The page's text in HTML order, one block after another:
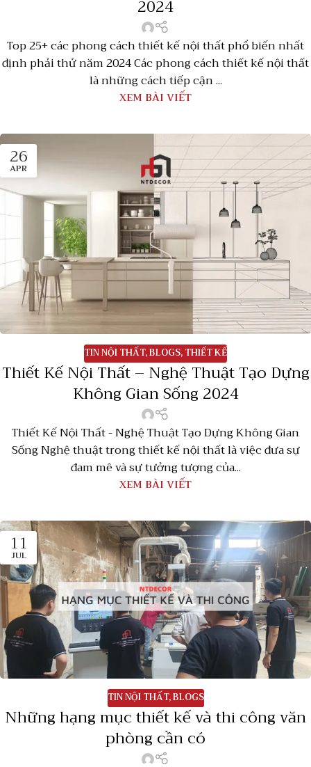
2024
Top 25+ các phong cách thiết kế nội thất phổ biến nhất
định phải thử năm 2024 Các phong cách thiết kế nội thất
là những cách tiếp cận ...
XEM BÀI VIẾT
26
APR
TIN NỘI THẤT,BLOGS,THIẾT KẾ
Thiết Kế Nội Thất – Nghệ Thuật Tạo Dựng
Không Gian Sống 2024
Thiết Kế Nội Thất - Nghệ Thuật Tạo Dựng Không Gian
Sống Nghệ thuật trong thiết kế nội thất là việc đưa sự
đam mê và sự tưởng tượng của...
XEM BÀI VIẾT
11
JUL
TIN NỘI THẤT,BLOGS
Những hạng mục thiết kế và thi công văn
phòng cần có